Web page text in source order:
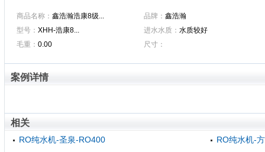
商品名称： 鑫浩瀚浩康8级... 品牌： 鑫浩瀚
型号： XHH-浩康8... 进水水质： 水质较好
毛重： 0.00 尺寸：
案例详情
相关
RO纯水机-圣泉-RO400
RO纯水机-